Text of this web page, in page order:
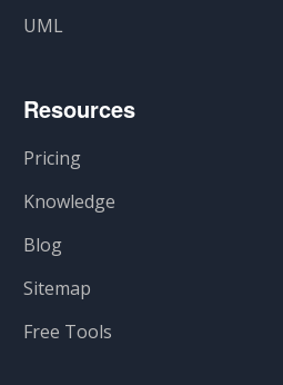
UML
Resources
Pricing
Knowledge
Blog
Sitemap
Free Tools